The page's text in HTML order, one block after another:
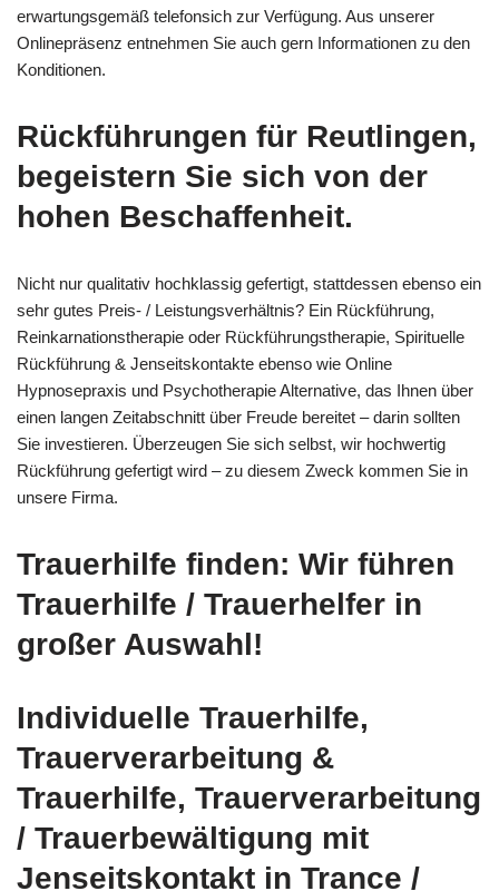
erwartungsgemäß telefonsich zur Verfügung. Aus unserer
Onlinepräsenz entnehmen Sie auch gern Informationen zu den
Konditionen.
Rückführungen für Reutlingen,
begeistern Sie sich von der
hohen Beschaffenheit.
Nicht nur qualitativ hochklassig gefertigt, stattdessen ebenso ein
sehr gutes Preis- / Leistungsverhältnis? Ein Rückführung,
Reinkarnationstherapie oder Rückführungstherapie, Spirituelle
Rückführung & Jenseitskontakte ebenso wie Online
Hypnosepraxis und Psychotherapie Alternative, das Ihnen über
einen langen Zeitabschnitt über Freude bereitet – darin sollten
Sie investieren. Überzeugen Sie sich selbst, wir hochwertig
Rückführung gefertigt wird – zu diesem Zweck kommen Sie in
unsere Firma.
Trauerhilfe finden: Wir führen
Trauerhilfe / Trauerhelfer in
großer Auswahl!
Individuelle Trauerhilfe,
Trauerverarbeitung &
Trauerhilfe, Trauerverarbeitung
/ Trauerbewältigung mit
Jenseitskontakt in Trance /